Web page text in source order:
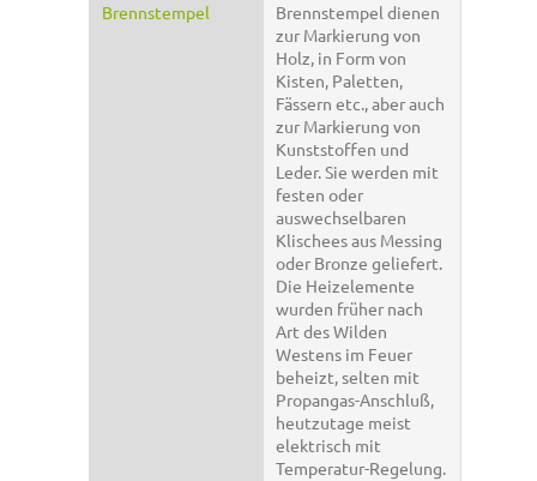
Brennstempel
Brennstempel dienen
zur Markierung von
Holz, in Form von
Kisten, Paletten,
Fässern etc., aber auch
zur Markierung von
Kunststoffen und
Leder. Sie werden mit
festen oder
auswechselbaren
Klischees aus Messing
oder Bronze geliefert.
Die Heizelemente
wurden früher nach
Art des Wilden
Westens im Feuer
beheizt, selten mit
Propangas-Anschluß,
heutzutage meist
elektrisch mit
Temperatur-Regelung.